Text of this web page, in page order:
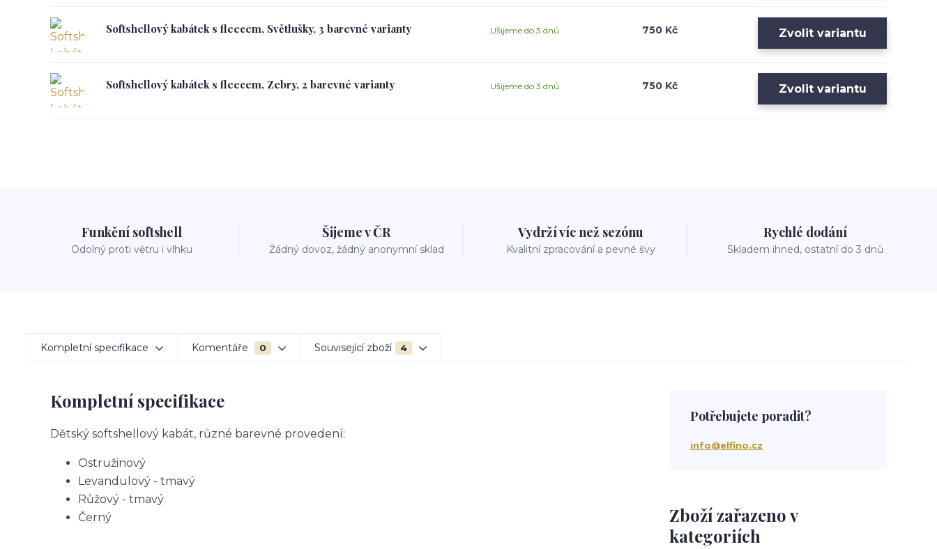
Softshellový kabátek s fleecem, Světlušky, 3 barevné varianty 750 Kč
Ušijeme do 3 dnů Zvolit variantu
Softshellový kabátek s fleecem, Zebry, 2 barevné varianty 750 Kč
Ušijeme do 3 dnů Zvolit variantu
Funkční softshell
Odolný proti větru i vlhku
Šijeme v ČR
Žádný dovoz, žádný anonymní sklad
Vydrží víc než sezónu
Kvalitní zpracování a pevné švy
Rychlé dodání
Skladem ihned, ostatní do 3 dnů
Kompletní specifikace Komentáře 0 Související zboží 4
Kompletní specifikace
Dětský softshellový kabát, různé barevné provedení:
Ostružinový
Levandulový - tmavý
Růžový - tmavý
Černý
Zboží zařazeno v
kategoriích
Potřebujete poradit?
info@elfino.cz